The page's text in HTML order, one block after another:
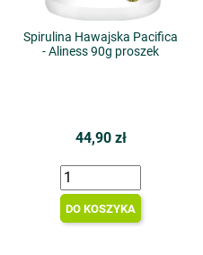
Spirulina Hawajska Pacifica
- Aliness 90g proszek
44,90 zł
DO KOSZYKA